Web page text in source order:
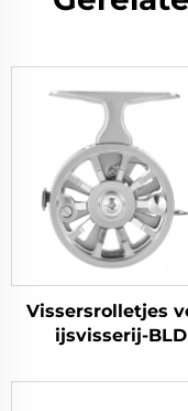
Vissersrolletjes
ijsvisserij-BLD